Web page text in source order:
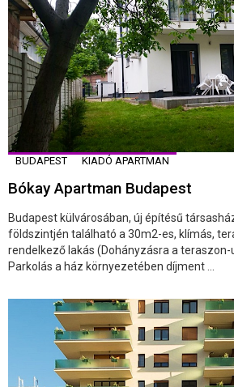
BUDAPEST KIADÓ APARTMAN
Bókay Apartman Budapest
Budapest külvárosában, új építésű
földszintjén található a 30m2-es, klímás,
rendelkező lakás (Dohányzásra a teraszon-
Parkolás a ház környezetében díjment ...